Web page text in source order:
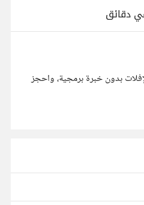
دقائق
بدون خبرة برمجية، واحجز